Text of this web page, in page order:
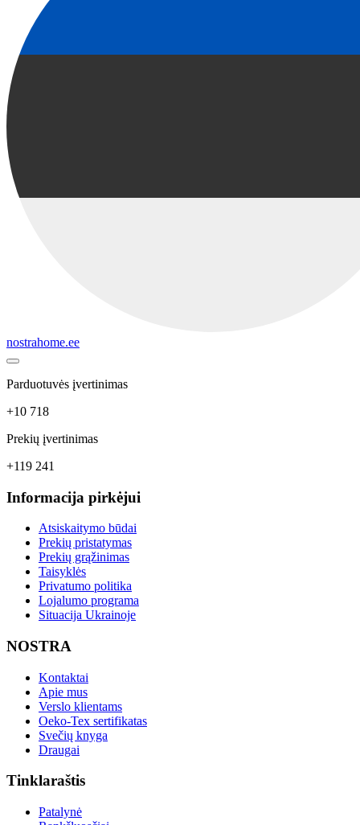
nostrahome.ee
Parduotuvės įvertinimas
+10 718
Prekių įvertinimas
+119 241
Informacija pirkėjui
Atsiskaitymo būdai
Prekių pristatymas
Prekių grąžinimas
Taisyklės
Privatumo politika
Lojalumo programa
Situacija Ukrainoje
NOSTRA
Kontaktai
Apie mus
Verslo klientams
Oeko-Tex sertifikatas
Svečių knyga
Draugai
Tinklaraštis
Patalynė